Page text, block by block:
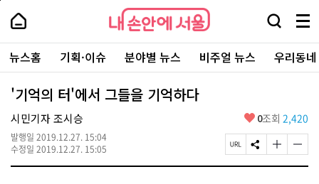
본
로
가
내
손
안
에
서
울
-
서
울
시
대
표
소
내
손
에
울
검
창
열
기
메
뉴
전
체
보
주
요
서
뉴스홈 기획·이슈 분야별 뉴스 비주얼 뉴스 우리동
'기억의 터'에서 그들을 기억하다
시민기자 조시승
발행일 2019.12.27. 15:04
수정일 2019.12.27. 15:05
좋
요
0조회 2,420
페
이
S
N
글
자
글
자
페
상
단
로